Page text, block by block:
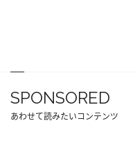
SPONSORED
あわせて読みたいコンテンツ